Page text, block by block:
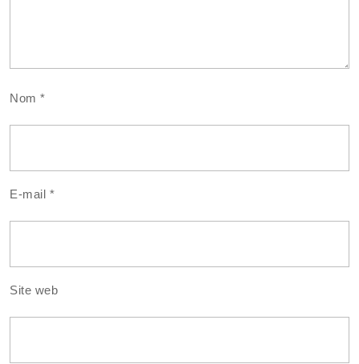
Nom*
E-mail *
Site web